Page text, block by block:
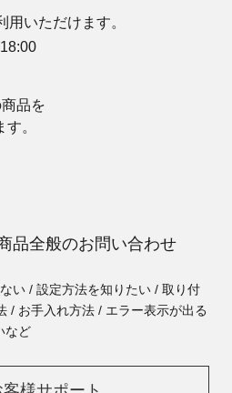
いただけます。
品を
。
品全般のお問い合わせ
い / 設定方法を知りたい / 取り付
/ お手入れ方法 / エラー表示が出る
など